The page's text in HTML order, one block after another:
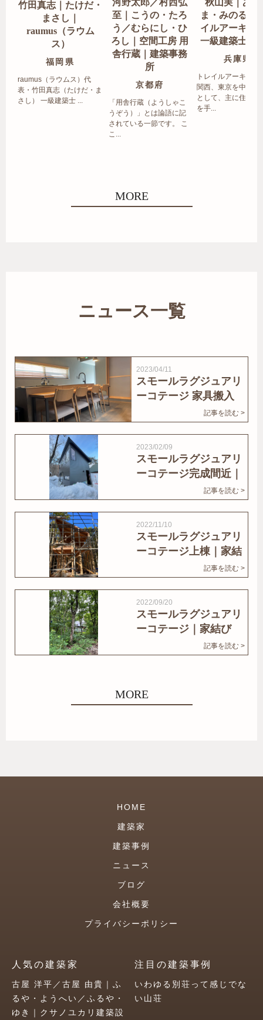
竹田真志｜たけだ・
まさし｜
raumus（ラウム
ス）
福岡県
raumus（ラウムス）代
表・竹田真志（たけだ・ま
さし） 一級建築士 ...
河野太郎／村西弘
至｜こうの・たろ
う／むらにし・ひ
ろし｜空間工房 用
舎行蔵｜建築事務
所
京都府
「用舎行蔵（ようしゃこ
うぞう）」とは論語に記
されている一節です。 こ
こ...
秋山実｜あき
ま・みのる｜
イルアーキテ
一級建築士事
兵庫県
トレイルアーキテク
関西、東京を中心エ
として、主に住宅の
を手...
MORE
ニュース一覧
2023/04/11
スモールラグジュアリ
ーコテージ 家具搬入
記事を読む >
2023/02/09
スモールラグジュアリ
ーコテージ完成間近｜
記事を読む >
2022/11/10
スモールラグジュアリ
ーコテージ上棟｜家結
記事を読む >
2022/09/20
スモールラグジュアリ
ーコテージ｜家結び
記事を読む >
MORE
HOME
建築家
建築事例
ニュース
ブログ
会社概要
プライバシーポリシー
人気の建築家
古屋 洋平／古屋 由貴｜ふ
るや・ようへい／ふるや・
ゆき｜クサノユカリ建築設
注目の建築事例
いわゆる別荘って感じでな
い山荘